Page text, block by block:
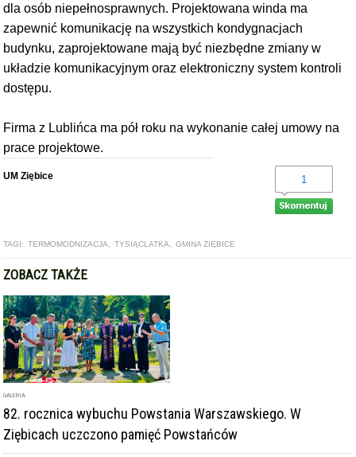
dla osób niepełnosprawnych. Projektowana winda ma
zapewnić komunikację na wszystkich kondygnacjach
budynku, zaprojektowane mają być niezbędne zmiany w
układzie komunikacyjnym oraz elektroniczny system kontroli
dostępu.
Firma z Lublińca ma pół roku na wykonanie całej umowy na
prace projektowe.
UM Ziębice 1
TAGI: TERMOMODNIZACJA TYSIĄCLATKA GMINA ZIĘBICE
ZOBACZ TAKŻE
GALERIA
82. rocznica wybuchu Powstania Warszawskiego. W
Ziębicach uczczono pamięć Powstańców